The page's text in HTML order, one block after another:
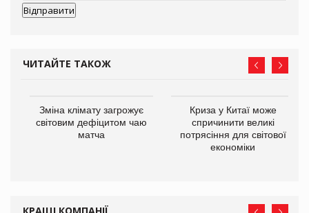
ЧИТАЙТЕ ТАКОЖ
Зміна клімату загрожує
світовим дефіцитом чаю
матча
Криза у Китаї може
спричинити великі
потрясіння для світової
економіки
КРАЩІ КОМПАНІЇ